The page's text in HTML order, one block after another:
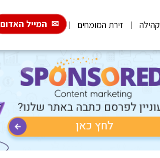
קהילה זירת המומחים המייל האדום